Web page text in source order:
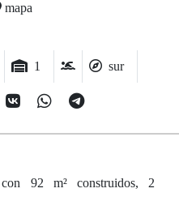
mapa
1 sur
92 m² construidos, 2